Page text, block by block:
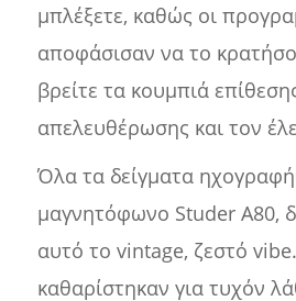
μπλέξετε, καθώς οι
αποφάσισαν να το
βρείτε τα κουμπιά
απελευθέρωσης και τον
Όλα τα δείγματα
μαγνητόφωνο Studer A80,
αυτό το vintage, ζεστό
καθαρίστηκαν για τυχόν